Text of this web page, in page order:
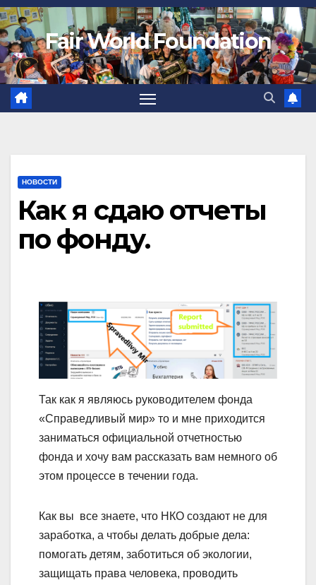
Fair World Foundation
НОВОСТИ
Как я сдаю отчеты
по фонду.
Так как я являюсь руководителем фонда
«Справедливый мир» то и мне приходится
заниматься официальной отчетностью
фонда и хочу вам рассказать вам немного об
этом процессе в течении года.
Как вы все знаете, что НКО создают не для
заработка, а чтобы делать добрые дела:
помогать детям, заботиться об экологии,
защищать права человека, проводить